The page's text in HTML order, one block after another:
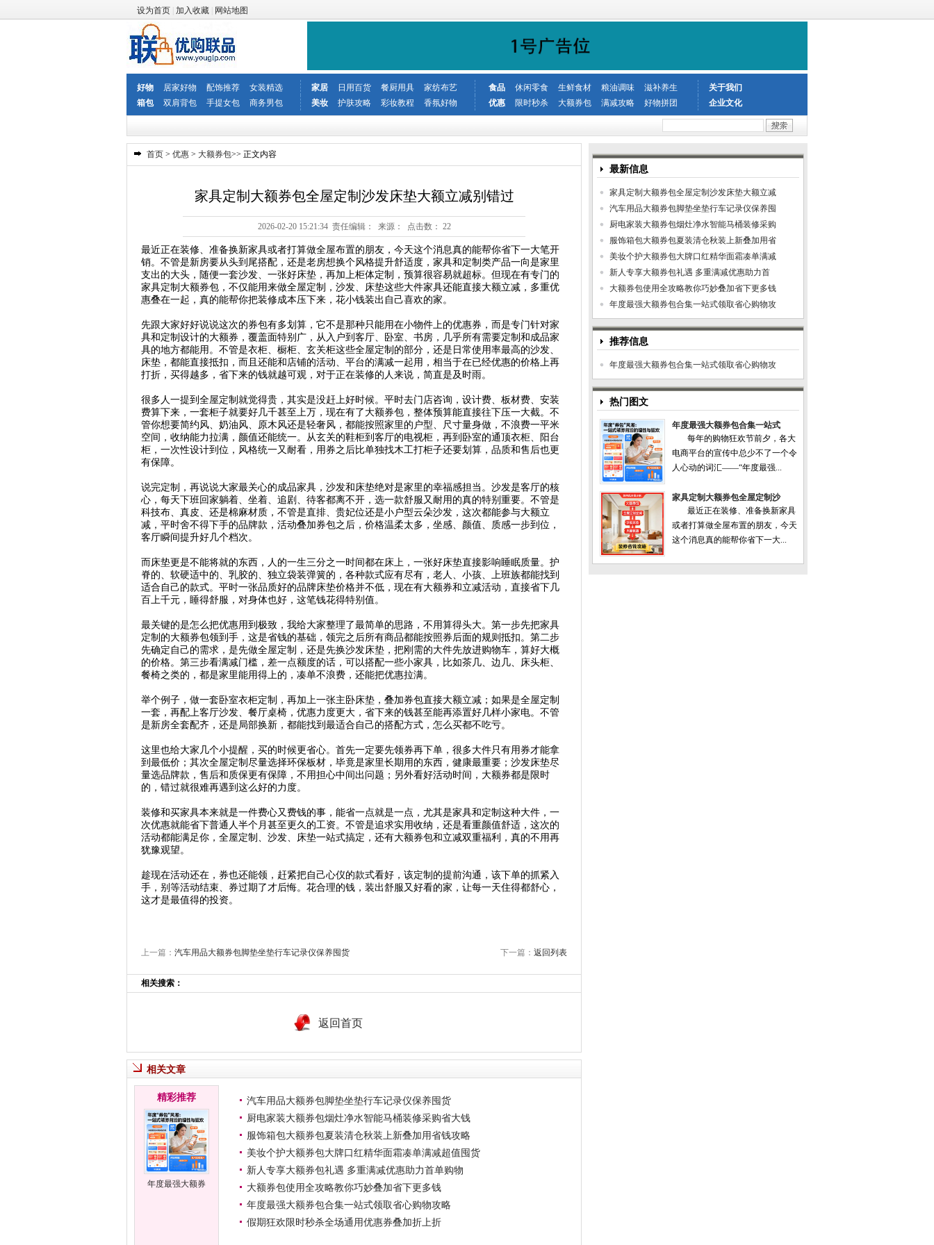
设为首页 加入收藏 网站地图
好物 居家好物 配饰推荐 女装精选 家居 日用百货 餐厨用具 家纺布艺 食品 休闲零食 生鲜食材 粮油调味 滋补养生
关于我们
箱包
双肩背包 手提女包 商务男包 美妆 护肤攻略 彩妆教程 香氛好物 优惠 限时秒杀 大额券包 满减攻略 好物拼团 企业文化
首页 > 优惠 > 大额券包>> 正文内容
家具定制大额券包全屋定制沙发床垫大额立减别错过
2026-02-20 15:21:34 责任编辑： 来源： 点击数： 22
最近正在装修、准备换新家具或者打算做全屋布置的朋友，今天这个消息真的能帮你省下一大笔开
销。不管是新房要从头到尾搭配，还是老房想换个风格提升舒适度，家具和定制类产品一向是家里
支出的大头，随便一套沙发、一张好床垫，再加上柜体定制，预算很容易就超标。但现在有专门的
家具定制大额券包，不仅能用来做全屋定制，沙发、床垫这些大件家具还能直接大额立减，多重优
惠叠在一起，真的能帮你把装修成本压下来，花小钱装出自己喜欢的家。
先跟大家好好说说这次的券包有多划算，它不是那种只能用在小物件上的优惠券，而是专门针对家
具和定制设计的大额券，覆盖面特别广，从入户到客厅、卧室、书房，几乎所有需要定制和成品家
具的地方都能用。不管是衣柜、橱柜、玄关柜这些全屋定制的部分，还是日常使用率最高的沙发、
床垫，都能直接抵扣，而且还能和店铺的活动、平台的满减一起用，相当于在已经优惠的价格上再
打折，买得越多，省下来的钱就越可观，对于正在装修的人来说，简直是及时雨。
很多人一提到全屋定制就觉得贵，其实是没赶上好时候。平时去门店咨询，设计费、板材费、安装
费算下来，一套柜子就要好几千甚至上万，现在有了大额券包，整体预算能直接往下压一大截。不
管你想要简约风、奶油风、原木风还是轻奢风，都能按照家里的户型、尺寸量身做，不浪费一平米
空间，收纳能力拉满，颜值还能统一。从玄关的鞋柜到客厅的电视柜，再到卧室的通顶衣柜、阳台
柜，一次性设计到位，风格统一又耐看，用券之后比单独找木工打柜子还要划算，品质和售后也更
有保障。
说完定制，再说说大家最关心的成品家具，沙发和床垫绝对是家里的幸福感担当。沙发是客厅的核
心，每天下班回家躺着、坐着、追剧、待客都离不开，选一款舒服又耐用的真的特别重要。不管是
科技布、真皮、还是棉麻材质，不管是直排、贵妃位还是小户型云朵沙发，这次都能参与大额立
减，平时舍不得下手的品牌款，活动叠加券包之后，价格温柔太多，坐感、颜值、质感一步到位，
客厅瞬间提升好几个档次。
而床垫更是不能将就的东西，人的一生三分之一时间都在床上，一张好床垫直接影响睡眠质量。护
脊的、软硬适中的、乳胶的、独立袋装弹簧的，各种款式应有尽有，老人、小孩、上班族都能找到
适合自己的款式。平时一张品质好的品牌床垫价格并不低，现在有大额券和立减活动，直接省下几
百上千元，睡得舒服，对身体也好，这笔钱花得特别值。
最关键的是怎么把优惠用到极致，我给大家整理了最简单的思路，不用算得头大。第一步先把家具
定制的大额券包领到手，这是省钱的基础，领完之后所有商品都能按照券后面的规则抵扣。第二步
先确定自己的需求，是先做全屋定制，还是先换沙发床垫，把刚需的大件先放进购物车，算好大概
的价格。第三步看满减门槛，差一点额度的话，可以搭配一些小家具，比如茶几、边几、床头柜、
餐椅之类的，都是家里能用得上的，凑单不浪费，还能把优惠拉满。
举个例子，做一套卧室衣柜定制，再加上一张主卧床垫，叠加券包直接大额立减；如果是全屋定制
一套，再配上客厅沙发、餐厅桌椅，优惠力度更大，省下来的钱甚至能再添置好几样小家电。不管
是新房全套配齐，还是局部换新，都能找到最适合自己的搭配方式，怎么买都不吃亏。
这里也给大家几个小提醒，买的时候更省心。首先一定要先领券再下单，很多大件只有用券才能拿
到最低价；其次全屋定制尽量选择环保板材，毕竟是家里长期用的东西，健康最重要；沙发床垫尽
量选品牌款，售后和质保更有保障，不用担心中间出问题；另外看好活动时间，大额券都是限时
的，错过就很难再遇到这么好的力度。
装修和买家具本来就是一件费心又费钱的事，能省一点就是一点，尤其是家具和定制这种大件，一
次优惠就能省下普通人半个月甚至更久的工资。不管是追求实用收纳，还是看重颜值舒适，这次的
活动都能满足你，全屋定制、沙发、床垫一站式搞定，还有大额券包和立减双重福利，真的不用再
犹豫观望。
趁现在活动还在，券也还能领，赶紧把自己心仪的款式看好，该定制的提前沟通，该下单的抓紧入
手，别等活动结束、券过期了才后悔。花合理的钱，装出舒服又好看的家，让每一天住得都舒心，
这才是最值得的投资。
上一篇： 汽车用品大额券包脚垫坐垫行车记录仪保养囤货 下一篇： 返回列表
相关搜索：
返回首页
相关文章
精彩推荐
年度最强大额券
汽车用品大额券包脚垫坐垫行车记录仪保养囤货
厨电家装大额券包烟灶净水智能马桶装修采购省大钱
服饰箱包大额券包夏装清仓秋装上新叠加用省钱攻略
美妆个护大额券包大牌口红精华面霜凑单满减超值囤货
新人专享大额券包礼遇 多重满减优惠助力首单购物
大额券包使用全攻略教你巧妙叠加省下更多钱
年度最强大额券包合集一站式领取省心购物攻略
假期狂欢限时秒杀全场通用优惠券叠加折上折
最新信息
家具定制大额券包全屋定制沙发床垫大额立减
汽车用品大额券包脚垫坐垫行车记录仪保养囤
厨电家装大额券包烟灶净水智能马桶装修采购
服饰箱包大额券包夏装清仓秋装上新叠加用省
美妆个护大额券包大牌口红精华面霜凑单满减
新人专享大额券包礼遇 多重满减优惠助力首
大额券包使用全攻略教你巧妙叠加省下更多钱
年度最强大额券包合集一站式领取省心购物攻
推荐信息
年度最强大额券包合集一站式领取省心购物攻
热门图文
年度最强大额券包合集一站式
每年的购物狂欢节前夕，各大
电商平台的宣传中总少不了一个令
人心动的词汇——“年度最强...
家具定制大额券包全屋定制沙
最近正在装修、准备换新家具
或者打算做全屋布置的朋友，今天
这个消息真的能帮你省下一大...